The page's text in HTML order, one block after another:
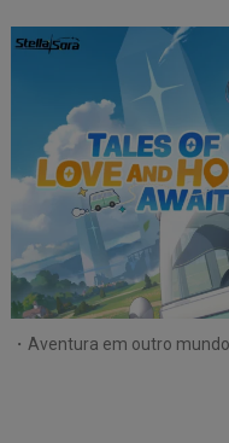
・Aventura em outro